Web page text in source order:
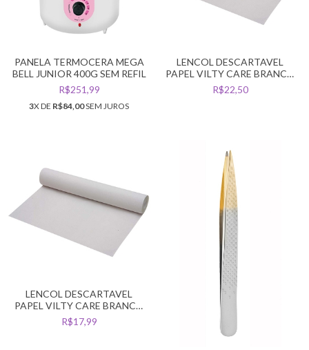
PANELA TERMOCERA MEGA
BELL JUNIOR 400G SEM REFIL
R$251,99
3X DE R$84,00SEM JUROS
LENCOL DESCARTAVEL
PAPEL VILTY CARE BRANCO
LUXO 50CM X 50MT
R$22,50
LENCOL DESCARTAVEL
PAPEL VILTY CARE BRANCO
50CM X 50MT
R$17,99